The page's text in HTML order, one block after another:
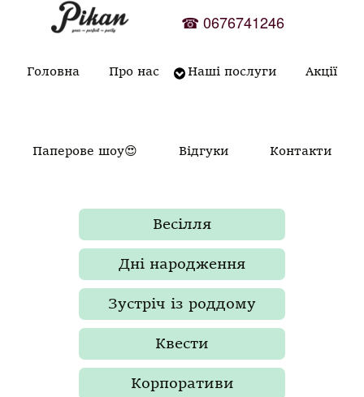
☎0676741246
Головна Про нас Наші послуги Акції
Паперове шоу😍 Відгуки Контакти
Весілля
Дні народження
Зустріч із роддому
Квести
Корпоративи